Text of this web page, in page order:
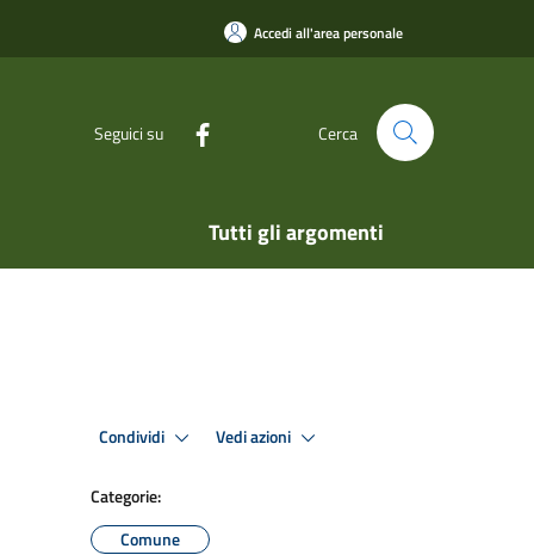
Accedi all'area personale
Seguici su Cerca
Tutti gli argomenti
Condividi Vedi azioni
Categorie:
Comune